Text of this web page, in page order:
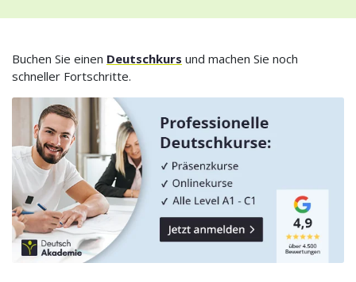
Buchen Sie einen Deutschkurs und machen Sie noch
schneller Fortschritte.